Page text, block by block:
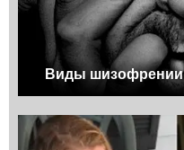
Виды шизофрении